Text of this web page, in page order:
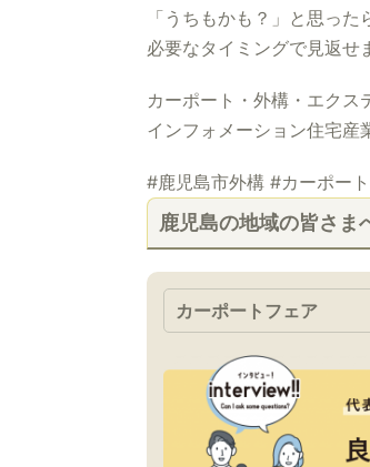
「うちもかも？」と思っ
必要なタイミングで見返せ
カーポート・外構・エクス
インフォメーション住宅産
#鹿児島市外構 #カーポー
鹿児島の地域の皆さま
カーポートフェア